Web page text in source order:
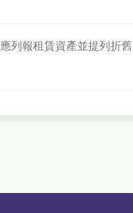
列報租賃資產並提列折舊